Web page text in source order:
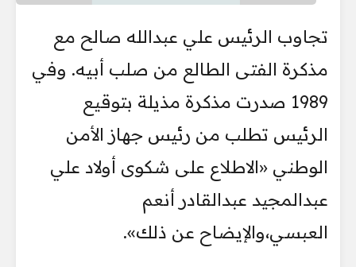
تجاوب الرئيس علي عبدالله صالح مع
مذكرة الفتى الطالع من صلب أبيه. وفي
1989 صدرت مذكرة مذيلة بتوقيع
الرئيس تطلب من رئيس جهاز الأمن
الوطني «الاطلاع على شكوى أولاد علي
عبدالمجيد عبدالقادر أنعم
العبسي،والإيضاح عن ذلك».